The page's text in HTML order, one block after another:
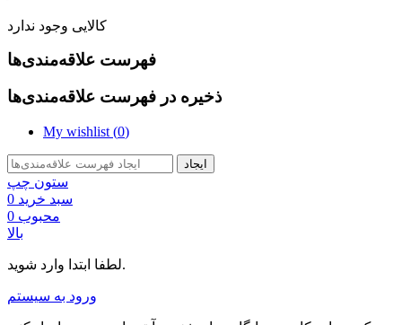
کالایی وجود ندارد
فهرست علاقه‌مندی‌ها
ذخیره در فهرست علاقه‌مندی‌ها
My wishlist (0)
ایجاد
ستون چپ
سبد خرید 0
محبوب 0
بالا
لطفا ابتدا وارد شوید.
ورود به سیستم